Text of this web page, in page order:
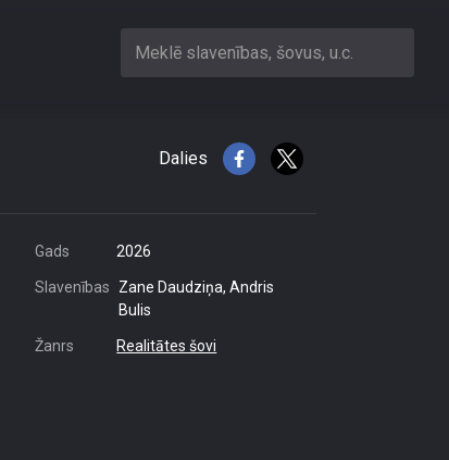
Meklē slavenības, šovus, u.c.
Dalies
Gads 2026
Slavenības
Zane Daudziņa, Andris
Bulis
Žanrs Realitātes šovi